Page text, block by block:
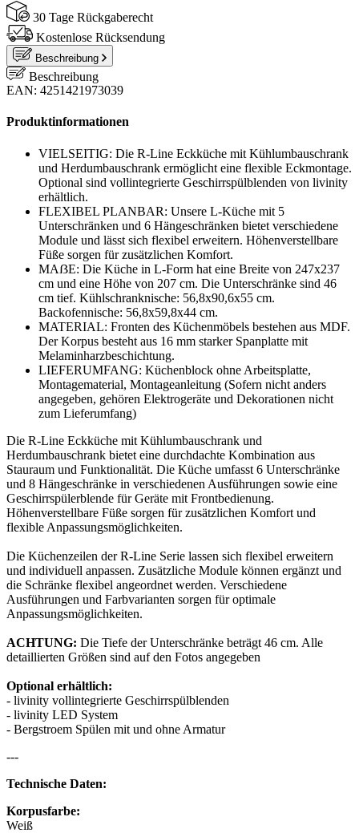
30 Tage Rückgaberecht
Kostenlose Rücksendung
Beschreibung
Beschreibung
EAN: 4251421973039
Produktinformationen
VIELSEITIG: Die R-Line Eckküche mit Kühlumbauschrank
und Herdumbauschrank ermöglicht eine flexible Eckmontage.
Optional sind vollintegrierte Geschirrspülblenden von livinity
erhältlich.
FLEXIBEL PLANBAR: Unsere L-Küche mit 5
Unterschränken und 6 Hängeschränken bietet verschiedene
Module und lässt sich flexibel erweitern. Höhenverstellbare
Füße sorgen für zusätzlichen Komfort.
MAẞE: Die Küche in L-Form hat eine Breite von 247x237
cm und eine Höhe von 207 cm. Die Unterschränke sind 46
cm tief. Kühlschranknische: 56,8x90,6x55 cm.
Backofennische: 56,8x59,8x44 cm.
MATERIAL: Fronten des Küchenmöbels bestehen aus MDF.
Der Korpus besteht aus 16 mm starker Spanplatte mit
Melaminharzbeschichtung.
LIEFERUMFANG: Küchenblock ohne Arbeitsplatte,
Montagematerial, Montageanleitung (Sofern nicht anders
angegeben, gehören Elektrogeräte und Dekorationen nicht
zum Lieferumfang)
Die R-Line Eckküche mit Kühlumbauschrank und
Herdumbauschrank bietet eine durchdachte Kombination aus
Stauraum und Funktionalität. Die Küche umfasst 6 Unterschränke
und 8 Hängeschränke in verschiedenen Ausführungen sowie eine
Geschirrspülerblende für Geräte mit Frontbedienung.
Höhenverstellbare Füße sorgen für zusätzlichen Komfort und
flexible Anpassungsmöglichkeiten.
Die Küchenzeilen der R-Line Serie lassen sich flexibel erweitern
und individuell anpassen. Zusätzliche Module können ergänzt und
die Schränke flexibel angeordnet werden. Verschiedene
Ausführungen und Farbvarianten sorgen für optimale
Anpassungsmöglichkeiten.
ACHTUNG: Die Tiefe der Unterschränke beträgt 46 cm. Alle
detaillierten Größen sind auf den Fotos angegeben
Optional erhältlich:
- livinity vollintegrierte Geschirrspülblenden
- livinity LED System
- Bergstroem Spülen mit und ohne Armatur
---
Technische Daten:
Korpusfarbe:
Weiß